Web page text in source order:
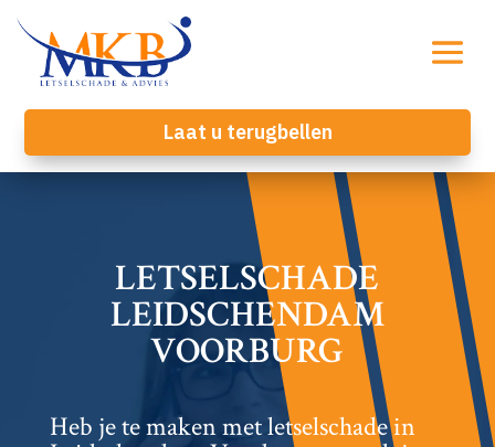
Laat u terugbellen
LETSELSCHADE
LEIDSCHENDAM
VOORBURG
Heb je te maken met letselschade in